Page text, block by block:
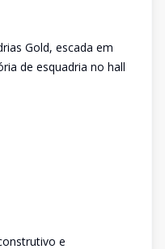
Gold, escada em
de esquadria no hall
e